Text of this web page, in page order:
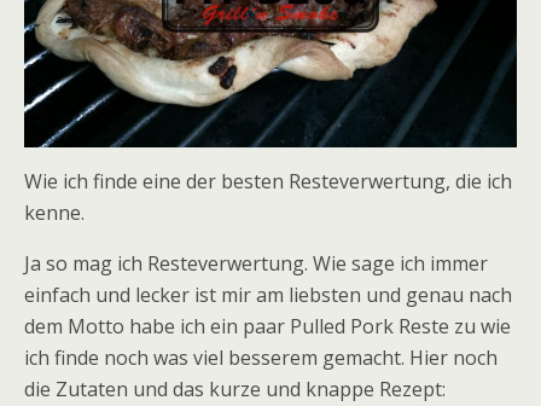
Wie ich finde eine der besten Resteverwertung, die ich
kenne.
Ja so mag ich Resteverwertung. Wie sage ich immer
einfach und lecker ist mir am liebsten und genau nach
dem Motto habe ich ein paar Pulled Pork Reste zu wie
ich finde noch was viel besserem gemacht. Hier noch
die Zutaten und das kurze und knappe Rezept: